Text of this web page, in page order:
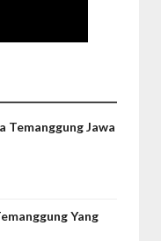
Jawa
Yang